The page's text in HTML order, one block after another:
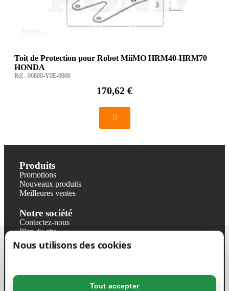
Nous utilisons des cookies
Tout accepter
Toit de Protection pour Robot MiiMO HRM40-HRM70
HONDA
Réf : 06800-Y0E-0000
170,62 €
Produits
Promotions
Nouveaux produits
Meilleures ventes
Notre société
Contactez-nous
Plan du site
Magasin
Mentions légales
Politique de confidentialité RGPD